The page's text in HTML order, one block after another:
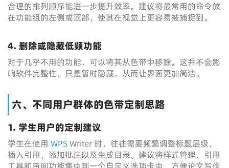
合理的排列顺序能进一步提升效率。建议将最常用的命令放
在功能组的左侧或顶部，使其在视觉上更容易被捕捉到。
4. 删除或隐藏低频功能
对于几乎不用的功能，可以将其从色带中移除。这并不会影
响软件完整性，只是暂时隐藏，从而让界面更加简洁。
六、不同用户群体的色带定制思路
1. 学生用户的定制建议
学生在使用 WPS Writer 时，往往需要频繁调整标题层级、
插入引用、添加批注以及生成目录。建议将样式管理、引用